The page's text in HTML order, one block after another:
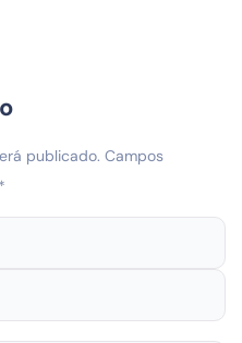
publicado. Campos
*